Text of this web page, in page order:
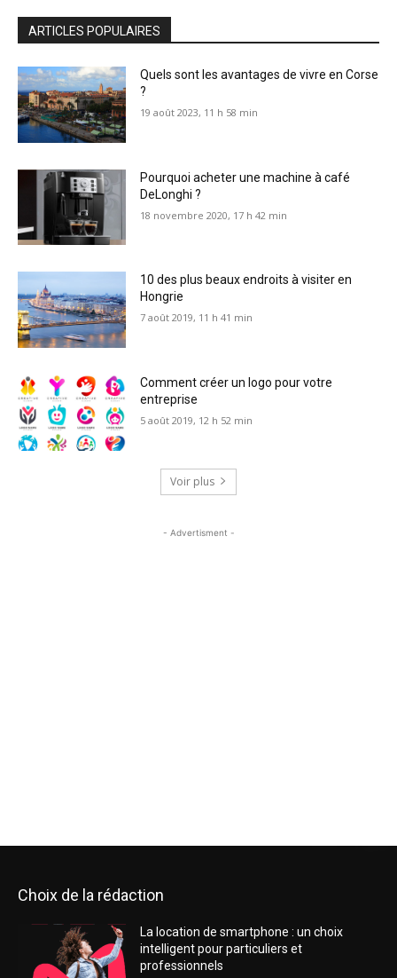
ARTICLES POPULAIRES
Quels sont les avantages de vivre en Corse
?
19 août 2023, 11 h 58 min
Pourquoi acheter une machine à café
DeLonghi ?
18 novembre 2020, 17 h 42 min
10 des plus beaux endroits à visiter en
Hongrie
7 août 2019, 11 h 41 min
Comment créer un logo pour votre
entreprise
5 août 2019, 12 h 52 min
Voir plus
- Advertisment -
Choix de la rédaction
La location de smartphone : un choix
intelligent pour particuliers et
professionnels